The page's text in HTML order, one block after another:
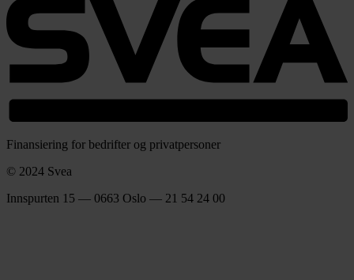
Finansiering for bedrifter og privatpersoner
© 2024 Svea
Innspurten 15 — 0663 Oslo — 21 54 24 00